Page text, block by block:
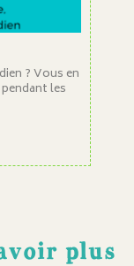
? Vous en
les
plus